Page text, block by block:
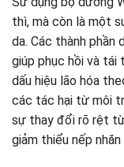
thì, mà còn là một
da. Các thành phần
giúp phục hồi và tái
dấu hiệu lão hóa
các tác hại từ môi
sự thay đổi rõ rệt từ
giảm thiểu nếp